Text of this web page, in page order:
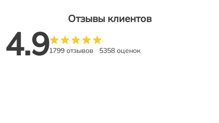
Отзывы клиентов
4.91799 отзывов 5358 оценок